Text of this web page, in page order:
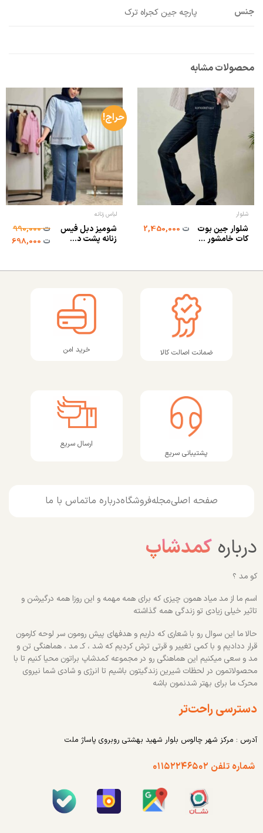
جنس پارچه جین کجراه ترک
محصولات مشابه
شلوار
شلوار جین بوت
کات خامشور ...
ت2,450,000
حراج!
لباس زنانه
شومیز دبل فیس
زنانه پشت د...
ت990,000
ت698,000
ضمانت اصالت کالا خرید امن
پشتیبانی سریع
ارسال سریع
صفحه اصلیمجلهفروشگاهدرباره ماتماس با ما
درباره کمدشاپ
کو مد ؟
اسم ما از مد میاد همون چیزی که برای همه مهمه و این روزا همه درگیرشن و
تاثیر خیلی زیادی تو زندگی همه گذاشته
حالا ما این سوال رو با شعاری که داریم و هدفهای پیش رومون سر لوحه کارمون
قرار ددادیم و با کمی تغییر و قرتی ترش کردیم که شد ، کـ مد ، هماهنگی تن و
مد و سعی میکنیم این هماهنگی رو در مجموعه کمدشاپ براتون محیا کنیم تا با
محصولاتمون در لحظات شیرین زندگیتون باشیم تا انرژی و شادی شما نیروی
محرک ما برای بهتر شدنمون باشه
دسترسی راحت‌تر
آدرس : مرکز شهر چالوس بلوار شهید بهشتی روبروی پاساژ ملت
شماره تلفن ۰۱۱۵۲۲۴۶۵۰۲